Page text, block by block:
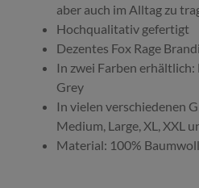
aber auch im Alltag zu
Hochqualitativ gefertigt
Dezentes Fox Rage
In zwei Farben
Grey
In vielen verschiedenen
Medium, Large, XL, XXL
Material: 100%